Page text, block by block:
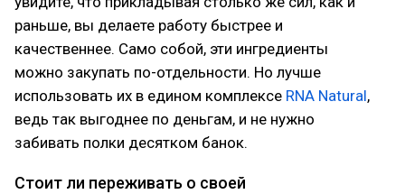
раньше, вы делаете работу быстрее и
качественнее. Само собой, эти ингредиенты
можно закупать по-отдельности. Но лучше
использовать их в едином комплексе RNA Natural,
ведь так выгоднее по деньгам, и не нужно
забивать полки десятком банок.
Стоит ли переживать о своей